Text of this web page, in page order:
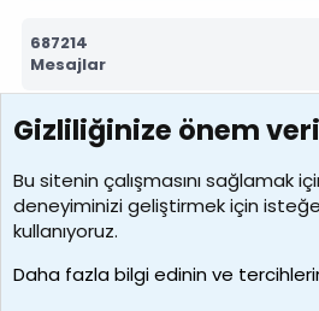
687214
Mesajlar
7388
Kullanıcılar
borabekirogluu
Son üye
Gizliliğinize önem
Bu sitenin çalışmasını sağlamak
deneyiminizi geliştirmek için
kullanıyoruz.
Daha fazla bilgi edinin ve